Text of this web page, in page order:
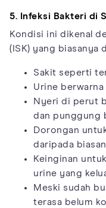
5. Infeksi Bakteri di
Kondisi ini dikenal
(ISK) yang biasanya
Sakit seperti
Urine
Nyeri di perut
dan punggung
Dorongan
daripada
Keinginan
urine yang
Meski sudah
terasa belum